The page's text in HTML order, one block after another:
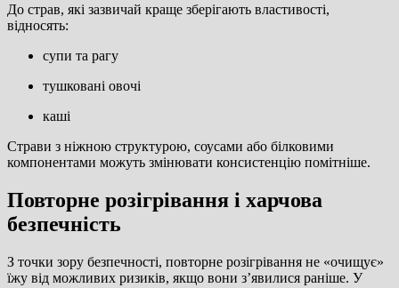
До страв, які зазвичай краще зберігають властивості,
відносять:
супи та рагу
тушковані овочі
каші
Страви з ніжною структурою, соусами або білковими
компонентами можуть змінювати консистенцію помітніше.
Повторне розігрівання і харчова
безпечність
З точки зору безпечності, повторне розігрівання не «очищує»
їжу від можливих ризиків, якщо вони зʼявилися раніше. У